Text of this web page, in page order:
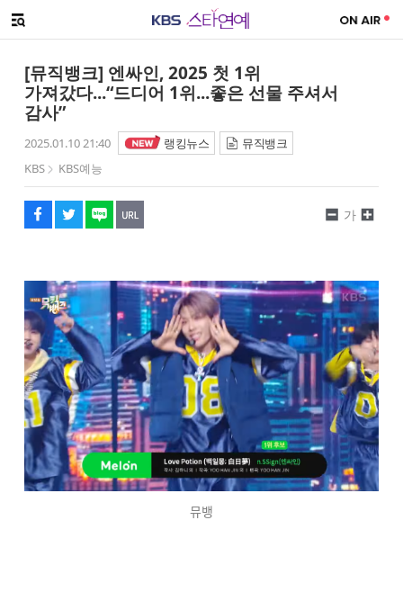
메뉴 열기
[뮤직뱅크] 엔싸인, 2025 첫 1위
가져갔다...“드디어 1위...좋은 선물 주셔서
감사”
2025.01.10 21:40 랭킹뉴스
뮤직뱅크
KBS
KBS예능
페이스북
트위터
네이버
URL복사
글씨 작게보기
가
글씨 크게보기
뮤뱅